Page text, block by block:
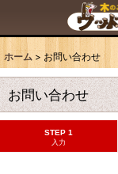
ホーム > お問い合わせ
お問い合わせ
STEP 1
入力